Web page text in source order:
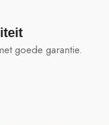
goede garantie.